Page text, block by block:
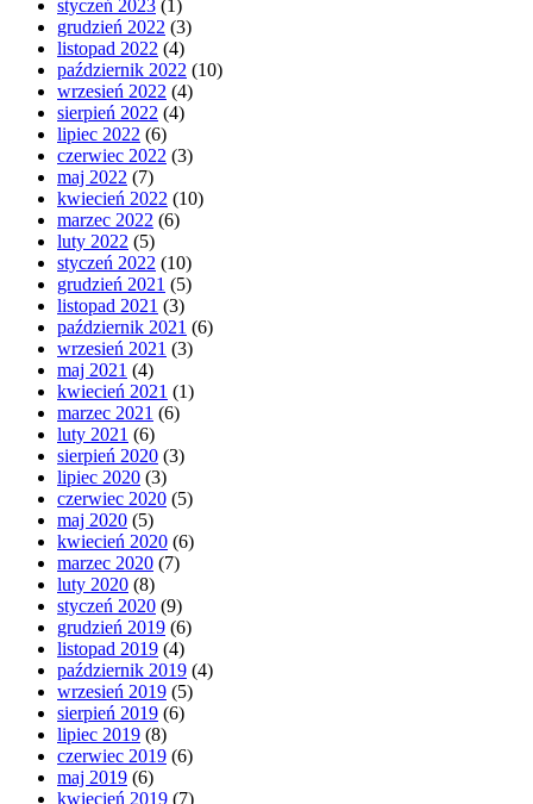
styczeń 2023 (1)
grudzień 2022 (3)
listopad 2022 (4)
październik 2022 (10)
wrzesień 2022 (4)
sierpień 2022 (4)
lipiec 2022 (6)
czerwiec 2022 (3)
maj 2022 (7)
kwiecień 2022 (10)
marzec 2022 (6)
luty 2022 (5)
styczeń 2022 (10)
grudzień 2021 (5)
listopad 2021 (3)
październik 2021 (6)
wrzesień 2021 (3)
maj 2021 (4)
kwiecień 2021 (1)
marzec 2021 (6)
luty 2021 (6)
sierpień 2020 (3)
lipiec 2020 (3)
czerwiec 2020 (5)
maj 2020 (5)
kwiecień 2020 (6)
marzec 2020 (7)
luty 2020 (8)
styczeń 2020 (9)
grudzień 2019 (6)
listopad 2019 (4)
październik 2019 (4)
wrzesień 2019 (5)
sierpień 2019 (6)
lipiec 2019 (8)
czerwiec 2019 (6)
maj 2019 (6)
kwiecień 2019 (7)